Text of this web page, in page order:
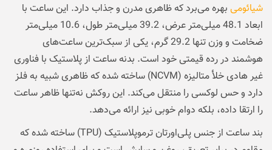
شیائومی بهره می‌برد که ظاهری مدرن و جذاب دارد. این ساعت با
ابعاد 48.1 میلی‌متر عرض، 39.2 میلی‌متر طول، 10.6 میلی‌متر
ضخامت و وزن تنها 29.2 گرم، یکی از سبک‌ترین ساعت‌های
هوشمند در رده قیمتی خود است. بدنه ساعت از پلاستیک با فناوری
غیر هادی خلأ متالیزه (NCVM) ساخته شده که ظاهری شبیه به فلز
دارد و حس لوکسی را منتقل می‌کند. این روکش نه‌تنها ظاهر ساعت
را ارتقا داده، بلکه دوام خوبی نیز ارائه می‌دهد.
بند ساعت از جنس پلی‌اورتان ترموپلاستیک (TPU) ساخته شده که